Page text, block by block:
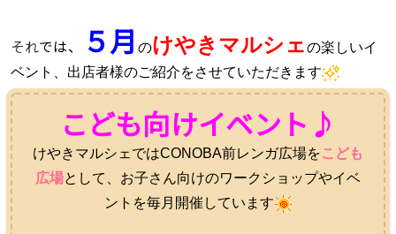
それでは、 ５月 のけやきマルシェの楽しいイ
ベント、出店者様のご紹介をさせていただきます
こども向けイベント♪
けやきマルシェではCONOBA前レンガ広場をこども
広場として、お子さん向けのワークショップやイベ
ントを毎月開催しています